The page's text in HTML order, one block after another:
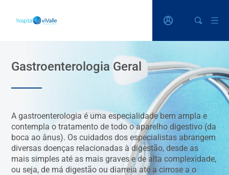
Gastroenterologia Geral
A gastroenterologia é uma especialidade bem ampla e
contempla o tratamento de todo o aparelho digestivo (da
boca ao ânus). Os cuidados dos especialistas abrangem
diversas doenças relacionadas à digestão, desde as
mais simples até as mais graves e de alta complexidade,
ou seja, de má digestão ou diarreia até a cirrose a o